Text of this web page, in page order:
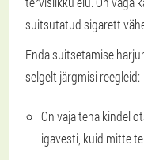
suitsutatud sigarett
Enda suitsetamise
selgelt järgmisi reegleid:
On vaja teha kindel
igavesti, kuid mitte